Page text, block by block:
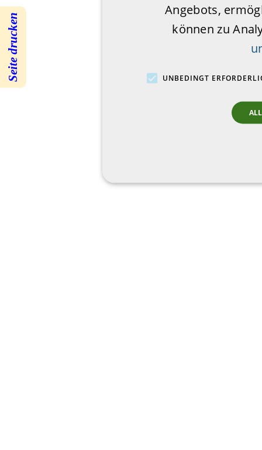
Seite drucken
Angebots,
können zu
UNBEDINGT